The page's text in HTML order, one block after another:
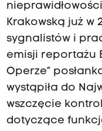
Krakowską już w
sygnalistów i
emisji reportażu
Operze”
wystąpiła do
wszczęcie
dotyczące